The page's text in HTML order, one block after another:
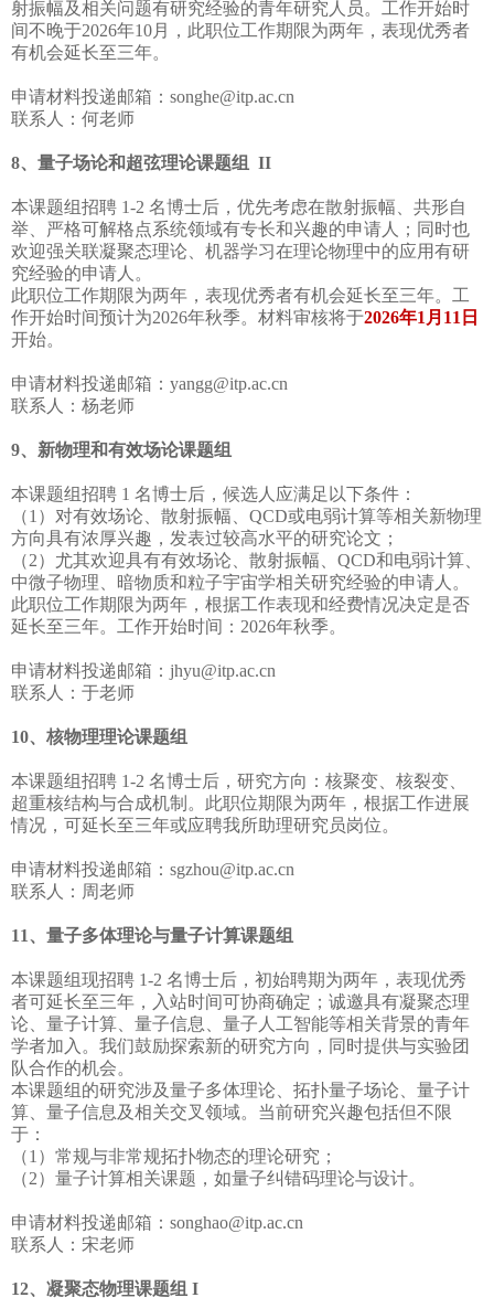
射振幅及相关问题有研究经验的青年研究人员。工作开始时
间不晚于2026年10月，此职位工作期限为两年，表现优秀者
有机会延长至三年。
申请材料投递邮箱：songhe@itp.ac.cn
联系人：何老师
8、量子场论和超弦理论课题组 II
本课题组招聘 1-2 名博士后，优先考虑在散射振幅、共形自
举、严格可解格点系统领域有专长和兴趣的申请人；同时也
欢迎强关联凝聚态理论、机器学习在理论物理中的应用有研
究经验的申请人。
此职位工作期限为两年，表现优秀者有机会延长至三年。工
作开始时间预计为2026年秋季。材料审核将于2026年1月11日
开始。
申请材料投递邮箱：yangg@itp.ac.cn
联系人：杨老师
9、新物理和有效场论课题组
本课题组招聘 1 名博士后，候选人应满足以下条件：
（1）对有效场论、散射振幅、QCD或电弱计算等相关新物理
方向具有浓厚兴趣，发表过较高水平的研究论文；
（2）尤其欢迎具有有效场论、散射振幅、QCD和电弱计算、
中微子物理、暗物质和粒子宇宙学相关研究经验的申请人。
此职位工作期限为两年，根据工作表现和经费情况决定是否
延长至三年。工作开始时间：2026年秋季。
申请材料投递邮箱：jhyu@itp.ac.cn
联系人：于老师
10、核物理理论课题组
本课题组招聘 1-2 名博士后，研究方向：核聚变、核裂变、
超重核结构与合成机制。此职位期限为两年，根据工作进展
情况，可延长至三年或应聘我所助理研究员岗位。
申请材料投递邮箱：sgzhou@itp.ac.cn
联系人：周老师
11、量子多体理论与量子计算课题组
本课题组现招聘 1-2 名博士后，初始聘期为两年，表现优秀
者可延长至三年，入站时间可协商确定；诚邀具有凝聚态理
论、量子计算、量子信息、量子人工智能等相关背景的青年
学者加入。我们鼓励探索新的研究方向，同时提供与实验团
队合作的机会。
本课题组的研究涉及量子多体理论、拓扑量子场论、量子计
算、量子信息及相关交叉领域。当前研究兴趣包括但不限
于：
（1）常规与非常规拓扑物态的理论研究；
（2）量子计算相关课题，如量子纠错码理论与设计。
申请材料投递邮箱：songhao@itp.ac.cn
联系人：宋老师
12、凝聚态物理课题组 I